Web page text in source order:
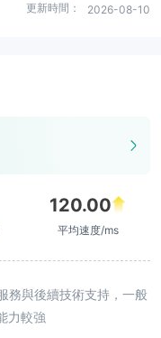
更新時間： 2026-08-10
120.00
平均速度/ms
務與後續技術支持，一般
力較強